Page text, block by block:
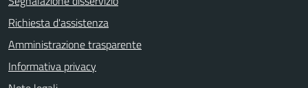
Richiesta d'assistenza
Amministrazione trasparente
Informativa privacy